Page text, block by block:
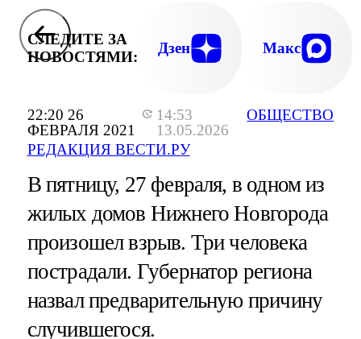
22:20 26
ФЕВРАЛЯ 2021
14:53
13.05.2026
РЕДАКЦИЯ ВЕСТИ.РУ
ОБЩЕСТВО
СЛЕДИТЕ ЗА
НОВОСТЯМИ:
Дзен Макс
В пятницу, 27 февраля, в одном из
жилых домов Нижнего Новгорода
произошел взрыв. Три человека
пострадали. Губернатор региона
назвал предварительную причину
случившегося.